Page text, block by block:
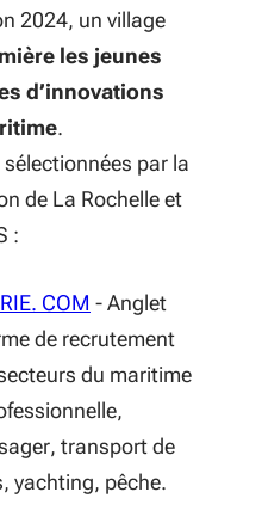
2024, un village
les jeunes
d’innovations
.
par la
de La Rochelle et
:
COM (S'ouvre dans
- Anglet
de recrutement
du maritime
transport de
yachting, pêche.